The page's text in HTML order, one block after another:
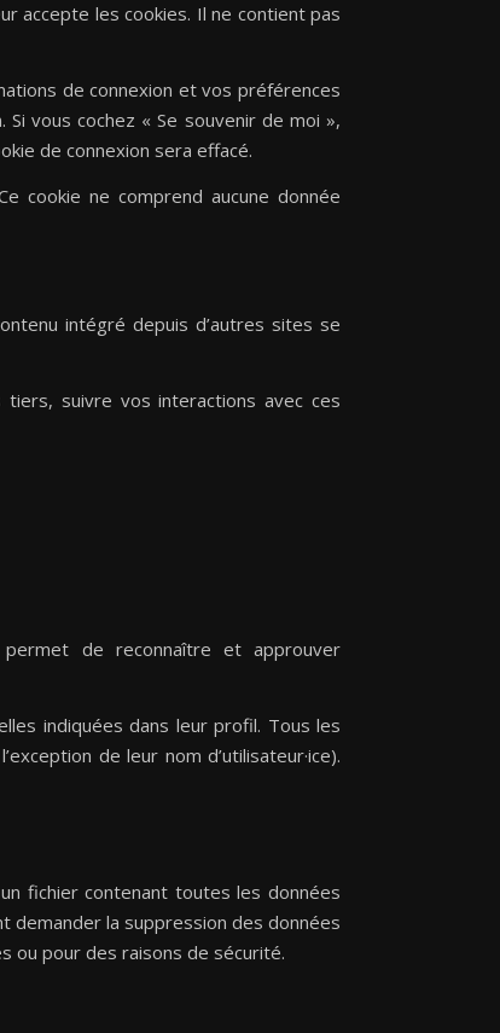
accepte les cookies. Il ne contient pas
de connexion et vos préférences
Si vous cochez « Se souvenir de moi »,
de connexion sera effacé.
cookie ne comprend aucune donnée
intégré depuis d’autres sites se
suivre vos interactions avec ces
de reconnaître et approuver
indiquées dans leur profil. Tous les
de leur nom d’utilisateur·ice).
fichier contenant toutes les données
demander la suppression des données
ou pour des raisons de sécurité.